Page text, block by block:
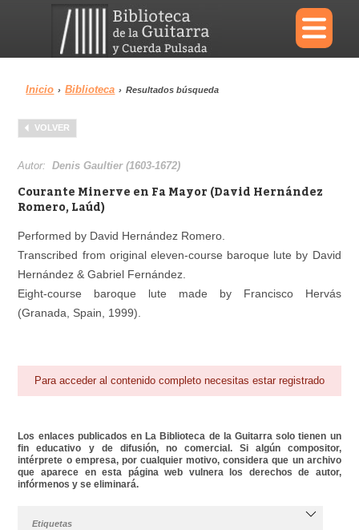
×
Menu
Biblioteca
Área personal
Inicio › Biblioteca › Resultados búsqueda
VOLVER
Autor:Denis Gaultier (1603-1672)
Courante Minerve en Fa Mayor (David Hernández
Romero, Laúd)
Performed by David Hernández Romero.
Transcribed from original eleven-course baroque lute by David
Hernández & Gabriel Fernández.
Eight-course baroque lute made by Francisco Hervás
(Granada, Spain, 1999).
Para acceder al contenido completo necesitas estar registrado
Los enlaces publicados en La Biblioteca de la Guitarra solo tienen un
fin educativo y de difusión, no comercial. Si algún compositor,
intérprete o empresa, por cualquier motivo, considera que un archivo
que aparece en esta página web vulnera los derechos de autor,
infórmenos y se eliminará.
Etiquetas